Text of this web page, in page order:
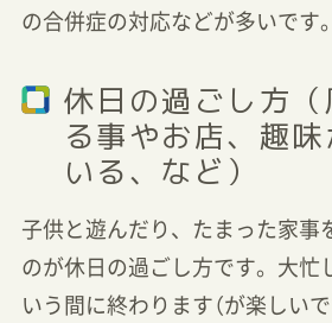
の合併症の対応などが多いです。
休日の過ごし方
る事やお店、趣
いる、など）
子供と遊んだり、たまった家事
のが休日の過ごし方です。大忙
いう間に終わります（が楽しい